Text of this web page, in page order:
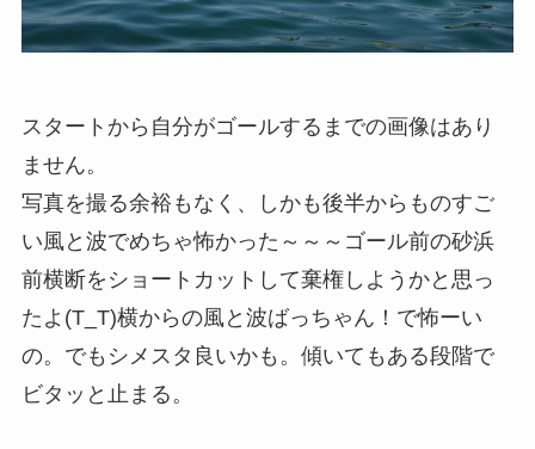
スタートから自分がゴールするまでの画像はあり
ません。
写真を撮る余裕もなく、しかも後半からものすご
い風と波でめちゃ怖かった～～～ゴール前の砂浜
前横断をショートカットして棄権しようかと思っ
たよ(T_T)横からの風と波ばっちゃん！で怖ーい
の。でもシメスタ良いかも。傾いてもある段階で
ビタッと止まる。